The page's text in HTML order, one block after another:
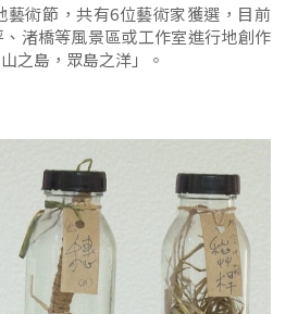
藝術節，共有6位藝術家獲選，目前
渚橋等風景區或工作室進行地創作
之島，眾島之洋」。